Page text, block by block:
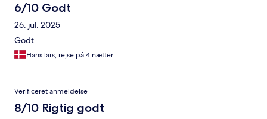
6/10 Godt
26. jul. 2025
Godt
Hans lars, rejse på 4 nætter
Verificeret anmeldelse
8/10 Rigtig godt